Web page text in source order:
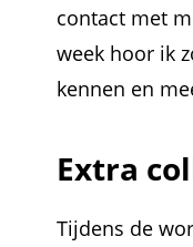
contact met
week hoor ik
kennen en
Extra
Tijdens de